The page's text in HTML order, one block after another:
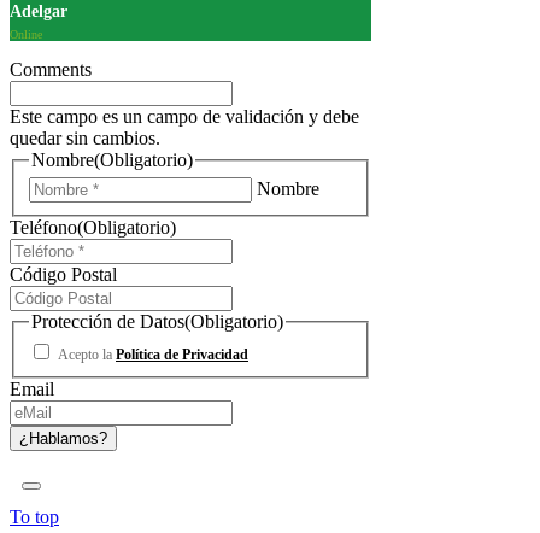
Adelgar
Online
Comments
Este campo es un campo de validación y debe
quedar sin cambios.
Nombre(Obligatorio)
Nombre
Teléfono(Obligatorio)
Código Postal
Protección de Datos(Obligatorio)
Acepto la Política de Privacidad
Email
To top